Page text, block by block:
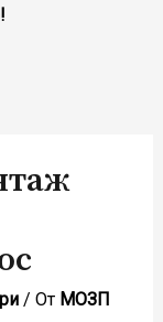
/ От МОЗП